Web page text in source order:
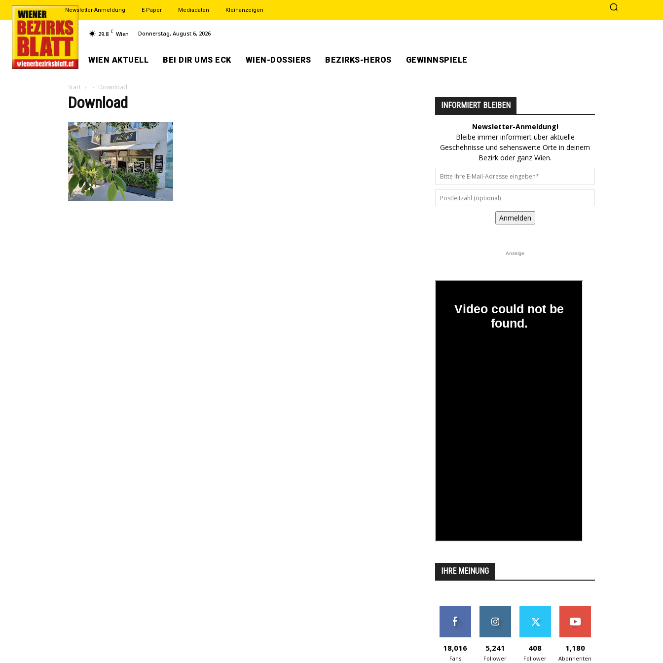
Newsletter-Anmeldung E-Paper Mediadaten Kleinanzeigen
29.8 C Wien Donnerstag, August 6, 2026
WIEN AKTUELL BEI DIR UMS ECK WIEN-DOSSIERS BEZIRKS-HEROS GEWINNSPIELE
Start Download
Download INFORMIERT BLEIBEN
Newsletter-Anmeldung!
Bleibe immer informiert über aktuelle
Geschehnisse und sehenswerte Orte in deinem
Bezirk oder ganz Wien.
Anmelden
Anzeige
IHRE MEINUNG
18,016
Fans
5,241
Follower
408
Follower
1,180
Abonnenten